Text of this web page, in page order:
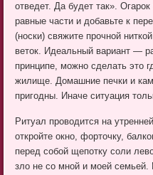
отведет. Да будет так».
равные части и добавьте к
(носки) свяжите прочной
веток. Идеальный вариант —
принципе, можно сделать это
жилище. Домашние печки и
пригодны. Иначе ситуация
Ритуал проводится на
откройте окно, форточку,
перед собой щепотку соли
зло не со мной и моей